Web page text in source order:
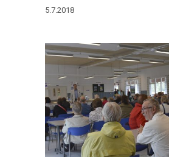
5.7.2018